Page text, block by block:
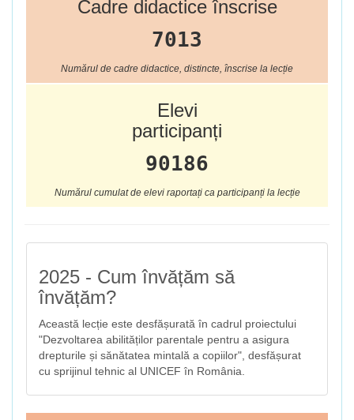
Cadre didactice înscrise
7013
Numărul de cadre didactice, distincte, înscrise la lecție
Elevi
participanți
90186
Numărul cumulat de elevi raportați ca participanți la lecție
2025 - Cum învățăm să
învățăm?
Această lecție este desfășurată în cadrul proiectului
"Dezvoltarea abilităților parentale pentru a asigura
drepturile și sănătatea mintală a copiilor", desfășurat
cu sprijinul tehnic al UNICEF în România.